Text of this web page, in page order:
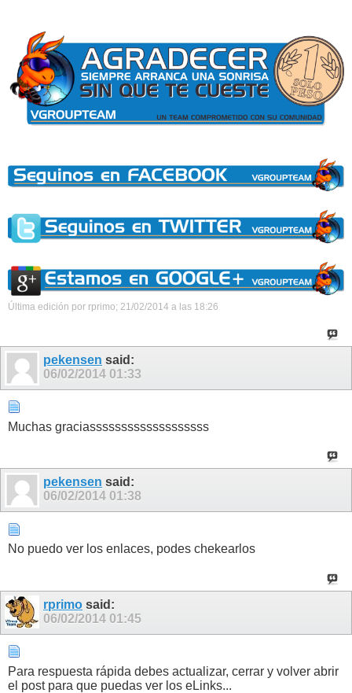
Última edición por rprimo; 21/02/2014 a las 18:26
pekensen said:
06/02/2014 01:33
Muchas graciasssssssssssssssssss
pekensen said:
06/02/2014 01:38
No puedo ver los enlaces, podes chekearlos
rprimo said:
06/02/2014 01:45
Para respuesta rápida debes actualizar, cerrar y volver abrir
el post para que puedas ver los eLinks...